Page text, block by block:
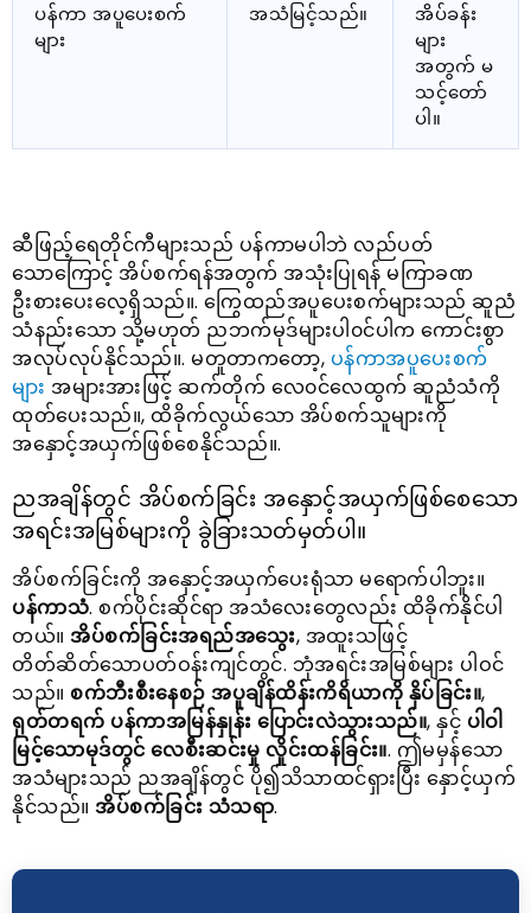
ပန်ကာ အပူပေးစက်
များ
အသံမြင့်သည်။
အိပ်ခန်း
များ
အတွက် မ
သင့်တော်
ပါ။
ဆီဖြည့်ရေတိုင်ကီများသည် ပန်ကာမပါဘဲ လည်ပတ်
သောကြောင့် အိပ်စက်ရန်အတွက် အသုံးပြုရန် မကြာခဏ
ဦးစားပေးလေ့ရှိသည်။. ကြွေထည်အပူပေးစက်များသည် ဆူညံ
သံနည်းသော သို့မဟုတ် ညဘက်မုဒ်များပါ၀င်ပါက ကောင်းစွာ
အလုပ်လုပ်နိုင်သည်။. မတူတာကတော့, ပန်ကာအပူပေးစက်
များ အများအားဖြင့် ဆက်တိုက် လေ၀င်လေထွက် ဆူညံသံကို
ထုတ်ပေးသည်။, ထိခိုက်လွယ်သော အိပ်စက်သူများကို
အနှောင့်အယှက်ဖြစ်စေနိုင်သည်။.
ညအချိန်တွင် အိပ်စက်ခြင်း အနှောင့်အယှက်ဖြစ်စေသော
အရင်းအမြစ်များကို ခွဲခြားသတ်မှတ်ပါ။
အိပ်စက်ခြင်းကို အနှောင့်အယှက်ပေးရုံသာ မရောက်ပါဘူး။
ပန်ကာသံ. စက်ပိုင်းဆိုင်ရာ အသံလေးတွေလည်း ထိခိုက်နိုင်ပါ
တယ်။ အိပ်စက်ခြင်းအရည်အသွေး, အထူးသဖြင့်
တိတ်ဆိတ်သောပတ်ဝန်းကျင်တွင်. ဘုံအရင်းအမြစ်များ ပါဝင်
သည်။ စက်ဘီးစီးနေစဉ် အပူချိန်ထိန်းကိရိယာကို နှိပ်ခြင်း။,
ရုတ်တရက် ပန်ကာအမြန်နှုန်း ပြောင်းလဲသွားသည်။, နှင့် ပါဝါ
မြင့်သောမုဒ်တွင် လေစီးဆင်းမှု လှိုင်းထန်ခြင်း။. ဤမမှန်သော
အသံများသည် ညအချိန်တွင် ပို၍သိသာထင်ရှားပြီး နှောင့်ယှက်
နိုင်သည်။ အိပ်စက်ခြင်း သံသရာ.